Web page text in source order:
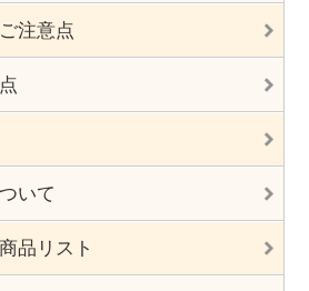
注意点
いて
品リスト